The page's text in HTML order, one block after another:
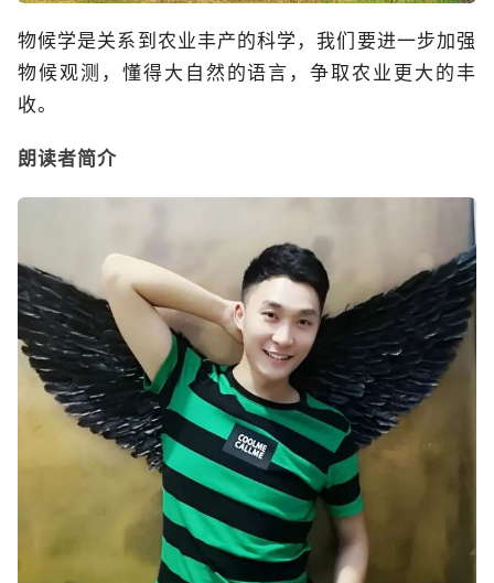
物候学是关系到农业丰产的科学，我们要进一步加强
物候观测，懂得大自然的语言，争取农业更大的丰
收。
朗读者简介